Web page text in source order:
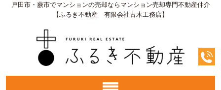
戸田市・蕨市でマンションの売却ならマンション売却専門不動産仲介
【ふるき不動産 有限会社古木工務店】